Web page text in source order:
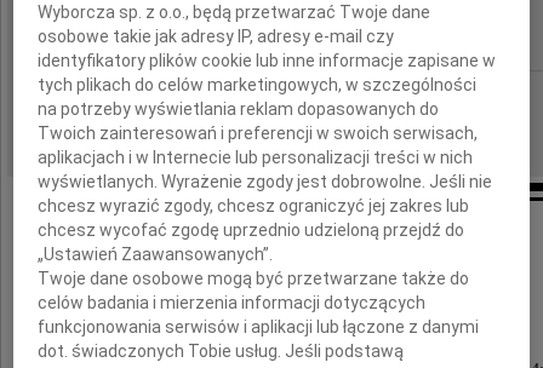
IMIĘ I NAZWISKO: Anna Krysicka
REGION: Płock
DATA EMISJI: 07.10.2017
Anna Krysicka
żyła lat 94
Wyborcza sp. z o.o., będą przetwarzać Twoje dane
osobowe takie jak adresy IP, adresy e-mail czy
identyfikatory plików cookie lub inne informacje zapisane w
tych plikach do celów marketingowych, w szczególności
na potrzeby wyświetlania reklam dopasowanych do
Twoich zainteresowań i preferencji w swoich serwisach,
aplikacjach i w Internecie lub personalizacji treści w nich
wyświetlanych. Wyrażenie zgody jest dobrowolne. Jeśli nie
chcesz wyrazić zgody, chcesz ograniczyć jej zakres lub
chcesz wycofać zgodę uprzednio udzieloną przejdź do
„Ustawień Zaawansowanych”.
Twoje dane osobowe mogą być przetwarzane także do
celów badania i mierzenia informacji dotyczących
funkcjonowania serwisów i aplikacji lub łączone z danymi
dot. świadczonych Tobie usług. Jeśli podstawą